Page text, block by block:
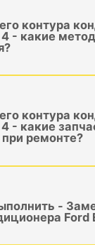
контура
4 - какие
контура
- какие
ремонте?
-
Ford